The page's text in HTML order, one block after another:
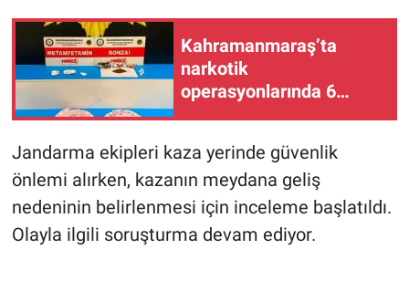
Kahramanmaraş’ta
narkotik
operasyonlarında 6
Jandarma ekipleri kaza yerinde güvenlik
önlemi alırken, kazanın meydana geliş
nedeninin belirlenmesi için inceleme başlatıldı.
Olayla ilgili soruşturma devam ediyor.